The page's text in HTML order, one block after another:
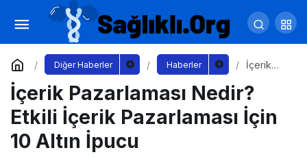
Diğer Haberler Haberler
İçerik
ası
Nedir?
Etkili
İçerik
İçerik Pazarlaması Nedir?
Etkili İçerik Pazarlaması İçin
10 Altın İpucu
Aktif Yaşlanma Nedir? Yaşlılıkta Yaşam
Kalitesini Artırmanın Altın Kuralları
Yorum Yap Paylaş